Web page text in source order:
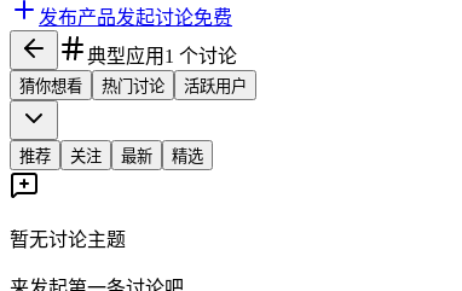
发布产品发起讨论免费
典型应用 1 个讨论
猜你想看 热门讨论 活跃用户
推荐 关注 最新 精选
暂无讨论主题